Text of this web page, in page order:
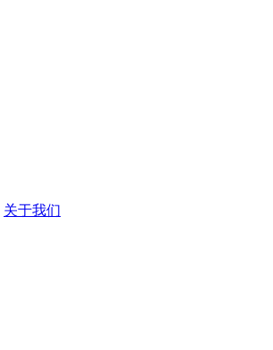
关于我们